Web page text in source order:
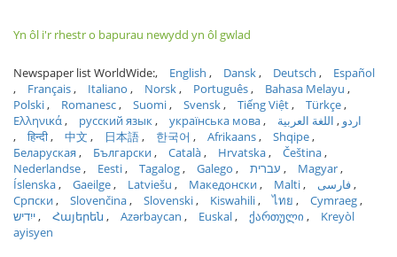
Yn ôl i'r rhestr o bapurau newydd yn ôl gwlad
Newspaper list WorldWide: English Dansk Deutsch
Español
Français
Italiano Norsk Português
Bahasa Melayu
Polski
Romanesc Suomi Svensk Tiếng Việt
Türkçe
Ελληνικά
русский язык українська мова اردو
اللغة العربية
हिन्दी
中文 日本語 한국어 Afrikaans
Shqipe
Беларуская
Български Català Hrvatska
Čeština
Nederlandse
Eesti Tagalog Galego עברית
Magyar
Íslenska
Gaeilge Latviešu Македонски Malti
فارسی
Српски
Slovenčina Slovenski Kiswahili ไทย
Cymraeg
ייִדיש
Հայերեն Azərbaycan Euskal ქართული
Kreyòl
ayisyen